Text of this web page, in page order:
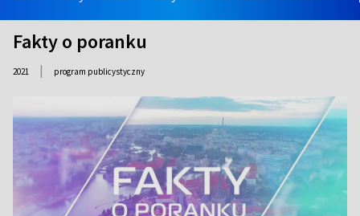
Fakty o poranku
2021 | program publicystyczny